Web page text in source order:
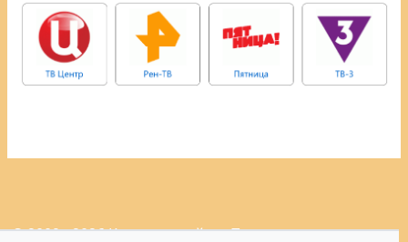
© 2009 - 2026 Контрастный.ру.Политика